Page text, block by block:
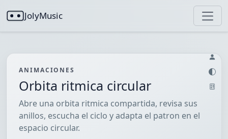
JolyMusic
ANIMACIONES
Orbita ritmica circular
Abre una orbita ritmica compartida, revisa sus
anillos, escucha el ciclo y adapta el patron en el
espacio circular.